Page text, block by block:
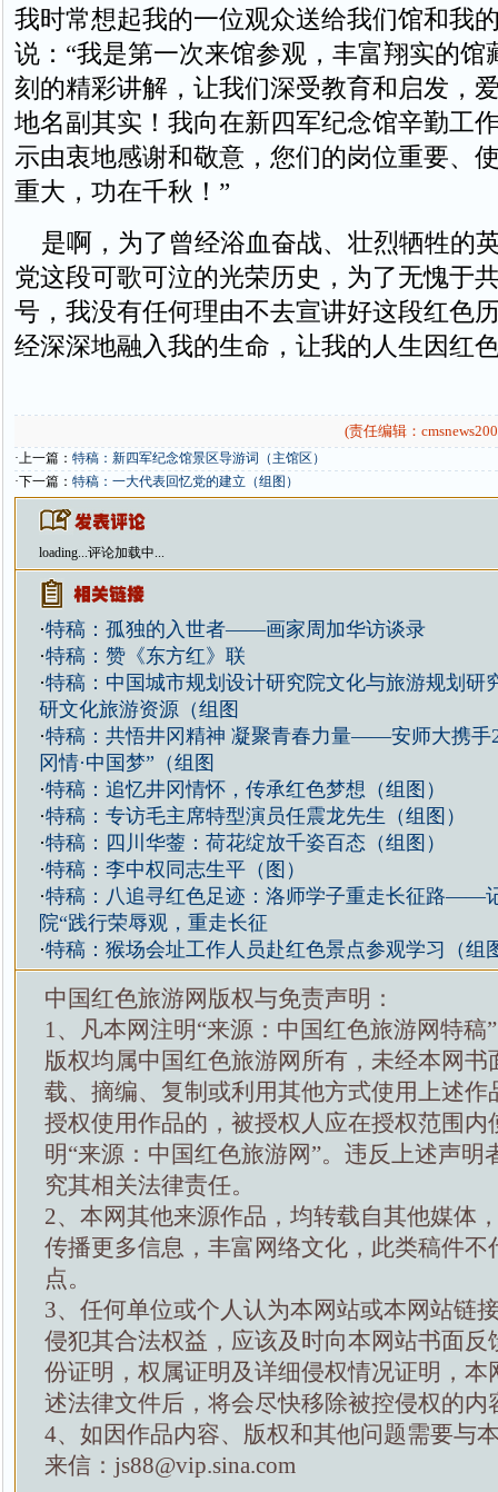
我时常想起我的一位观众送给我们馆和我
说：“我是第一次来馆参观，丰富翔实的馆
刻的精彩讲解，让我们深受教育和启发，
地名副其实！我向在新四军纪念馆辛勤工
示由衷地感谢和敬意，您们的岗位重要、
重大，功在千秋！”
是啊，为了曾经浴血奋战、壮烈牺牲的
党这段可歌可泣的光荣历史，为了无愧于
号，我没有任何理由不去宣讲好这段红色
经深深地融入我的生命，让我的人生因红
(责任编辑：
·上一篇： 特稿：新四军纪念馆景区导游词（主馆区）
·下一篇： 特稿：一大代表回忆党的建立（组图）
loading...评论加载中...
·特稿：孤独的入世者——画家周加华访谈录
·特稿：赞《东方红》联
·特稿：中国城市规划设计研究院文化与旅游规划研
研文化旅游资源（组图
·特稿：共悟井冈精神 凝聚青春力量——安师大携手
冈情·中国梦”（组图
·特稿：追忆井冈情怀，传承红色梦想（组图）
·特稿：专访毛主席特型演员任震龙先生（组图）
·特稿：四川华蓥：荷花绽放千姿百态（组图）
·特稿：李中权同志生平（图）
·特稿：八追寻红色足迹：洛师学子重走长征路——
院“践行荣辱观，重走长征
·特稿：猴场会址工作人员赴红色景点参观学习（组
中国红色旅游网版权与免责声明：
1、凡本网注明“来源：中国红色旅游网特稿
版权均属中国红色旅游网所有，未经本网书
载、摘编、复制或利用其他方式使用上述作
授权使用作品的，被授权人应在授权范围内
明“来源：中国红色旅游网”。违反上述声明
究其相关法律责任。
2、本网其他来源作品，均转载自其他媒体
传播更多信息，丰富网络文化，此类稿件不
点。
3、任何单位或个人认为本网站或本网站链
侵犯其合法权益，应该及时向本网站书面反
份证明，权属证明及详细侵权情况证明，本
述法律文件后，将会尽快移除被控侵权的内
4、如因作品内容、版权和其他问题需要与
来信：js88@vip.sina.com